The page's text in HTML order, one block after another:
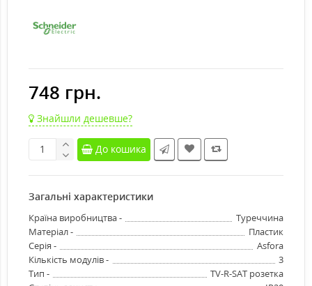
748 грн.
Знайшли дешевше?
До кошика
Загальні характеристики
Країна виробництва -
Туреччина
Матеріал -
Пластик
Серія -
Asfora
Кількість модулів -
3
Тип -
TV-R-SAT розетка